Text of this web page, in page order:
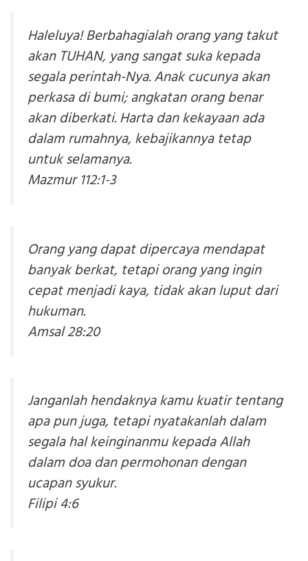
Haleluya! Berbahagialah orang yang takut
akan TUHAN, yang sangat suka kepada
segala perintah-Nya. Anak cucunya akan
perkasa di bumi; angkatan orang benar
akan diberkati. Harta dan kekayaan ada
dalam rumahnya, kebajikannya tetap
untuk selamanya.
Mazmur 112:1-3
Orang yang dapat dipercaya mendapat
banyak berkat, tetapi orang yang ingin
cepat menjadi kaya, tidak akan luput dari
hukuman.
Amsal 28:20
Janganlah hendaknya kamu kuatir tentang
apa pun juga, tetapi nyatakanlah dalam
segala hal keinginanmu kepada Allah
dalam doa dan permohonan dengan
ucapan syukur.
Filipi 4:6